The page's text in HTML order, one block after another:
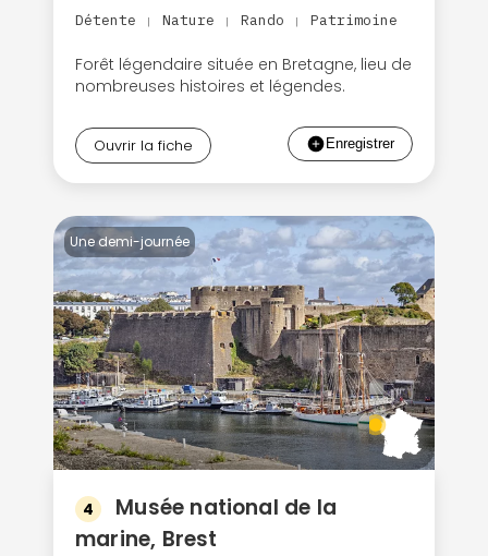
Détente | Nature | Rando | Patrimoine
Forêt légendaire située en Bretagne, lieu de
nombreuses histoires et légendes.
Ouvrir la fiche
Une demi-journée
4
Musée national de la
marine, Brest